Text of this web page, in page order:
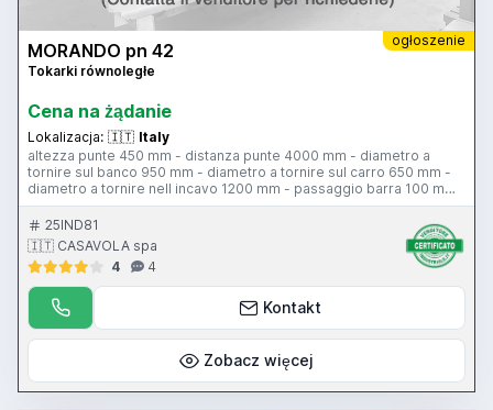
ogłoszenie
MORANDO pn 42
Tokarki równoległe
Cena na żądanie
Lokalizacja: 🇮🇹 Italy
altezza punte 450 mm - distanza punte 4000 mm - diametro a
tornire sul banco 950 mm - diametro a tornire sul carro 650 mm -
diametro a tornire nell incavo 1200 mm - passaggio barra 100 mm
- 24 velocita mandrino 6-6000 giri al minuto - potenza motore 42
hp - peso ammesso tra le punte con lunetta 8500 kg - peso
ammesso tra le punte senza lunetta 6800 kg - peso ammesso a
sbalzo 2400 kg
25IND81
🇮🇹 CASAVOLA spa
4
4
Kontakt
Zobacz więcej